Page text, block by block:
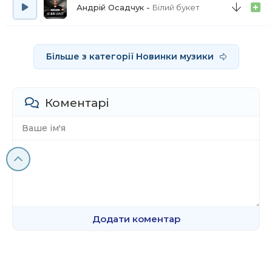
І ми би пестились, навіть якби не виспались
І зорі подружки до нас докликались
Андрій Осадчук Білий букет
Більше з категорії Новинки музики
Коментарі
Додати коментар